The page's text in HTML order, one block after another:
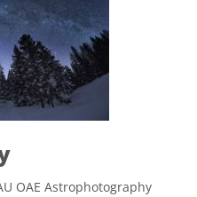
OAE Astrophotography